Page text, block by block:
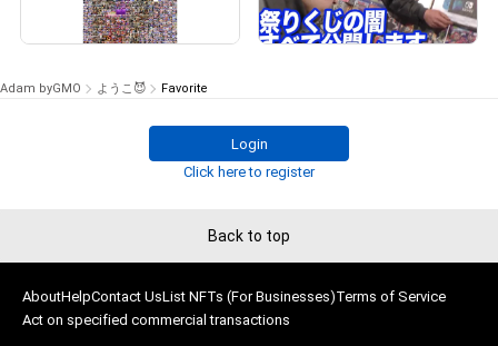
9,900,000 ($62,735.26 ¥12,000,000 ($76,042.74)
Adam byGMO ようこ😈 Favorite
Login
Click here to register
Back to top
AboutHelpContact UsList NFTs (For Businesses)Terms of Service
Act on specified commercial transactions